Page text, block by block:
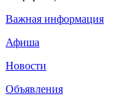
Важная информация
Афиша
Новости
Объявления